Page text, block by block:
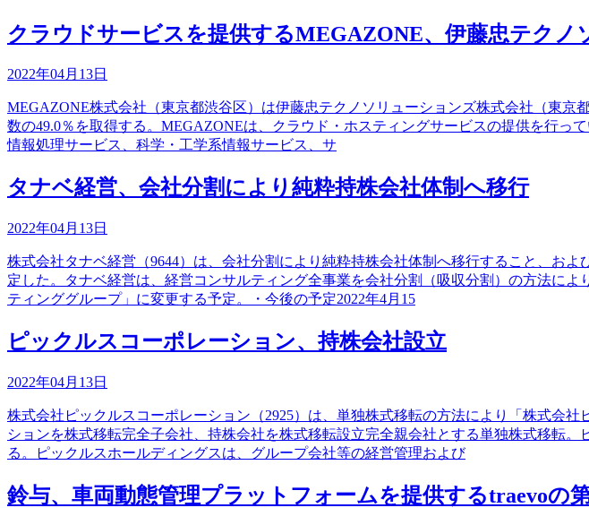
クラウドサービスを提供するMEGAZONE、伊藤忠テク
2022年04月13日
MEGAZONE株式会社（東京都渋谷区）は伊藤忠テクノソリューションズ株式会社（東
数の49.0％を取得する。MEGAZONEは、クラウド・ホスティングサービスの提供を行っ
情報処理サービス、科学・工学系情報サービス、サ
タナベ経営、会社分割により純粋持株会社体制へ移行
2022年04月13日
株式会社タナベ経営（9644）は、会社分割により純粋持株会社体制へ移行すること、お
定した。タナベ経営は、経営コンサルティング全事業を会社分割（吸収分割）の方法に
ティンググループ」に変更する予定。・今後の予定2022年4月15
ピックルスコーポレーション、持株会社設立
2022年04月13日
株式会社ピックルスコーポレーション（2925）は、単独株式移転の方法により「株式会
ションを株式移転完全子会社、持株会社を株式移転設立完全親会社とする単独株式移転
る。ピックルスホールディングスは、グループ会社等の経営管理および
鈴与、車両動態管理プラットフォームを提供するtraevoの